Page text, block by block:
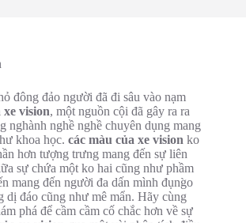
đông đảo người đã đi sâu vào nạm
xe vision, một nguồn cội đã gây ra ra
nghành nghề nghề chuyên dụng mang
khoa học. các màu của xe vision ko
hơn tượng trưng mang đến sự liên
sự chứa một ko hai cũng như phầm
mang đến người đa dấn mình đụng̀o
dị đáo cũng như mê mẩn. Hãy cùng
phá để cầm cầm cố chắc hơn về sự